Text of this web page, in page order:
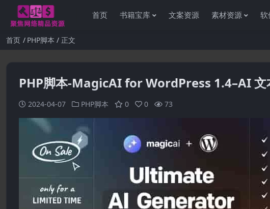
首页 书籍宝库 文案资源 素材资源 软
首页 PHP脚本 正文
PHP脚本-MagicAI for WordPress 1.4–AI 文
2024-04-07 PHP脚本 0 0 73